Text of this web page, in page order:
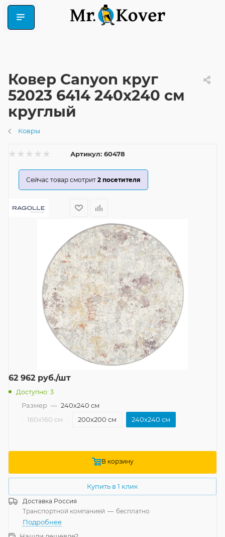
Ковер Canyon круг
52023 6414 240x240 см
круглый
Ковры
Артикул: 60478
Сейчас товар смотрит 2 посетителя
62 962 руб./шт
Доступно: 3
Размер — 240x240 см
160x160 см
200x200 см 240x240 см
В корзину
Купить в 1 клик
Доставка Россия
Транспортной компанией — бесплатно
Подробнее